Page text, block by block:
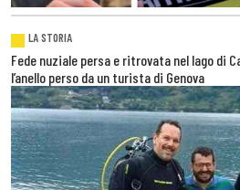
LA STORIA
Fede nuziale persa e ritrovata nel lago di
l’anello perso da un turista di Genova